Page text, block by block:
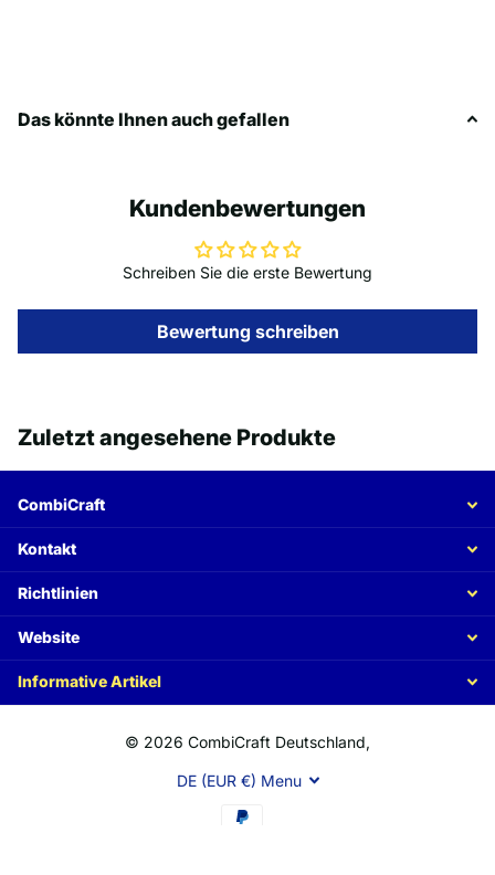
Das könnte Ihnen auch gefallen
Kundenbewertungen
Schreiben Sie die erste Bewertung
Bewertung schreiben
Zuletzt angesehene Produkte
CombiCraft
Kontakt
Richtlinien
Website
Informative Artikel
© 2026 CombiCraft Deutschland,
DE (EUR €) Menu